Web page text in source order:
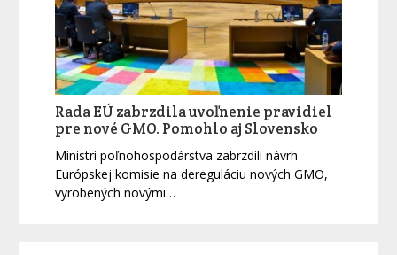
Rada EÚ zabrzdila uvoľnenie pravidiel
pre nové GMO. Pomohlo aj Slovensko
Ministri poľnohospodárstva zabrzdili návrh
Európskej komisie na dereguláciu nových GMO,
vyrobených novými…